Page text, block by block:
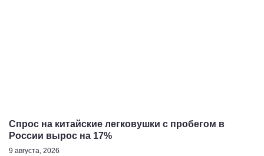
Спрос на китайские легковушки с пробегом в
России вырос на 17%
9 августа, 2026